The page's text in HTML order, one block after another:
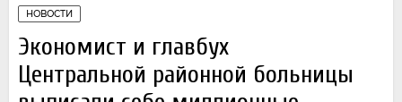
НОВОСТИ
Экономист и главбух
Центральной районной больницы